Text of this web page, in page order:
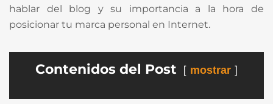
hablar del blog y su importancia a la hora de
posicionar tu marca personal en Internet.
Contenidos del Post mostrar